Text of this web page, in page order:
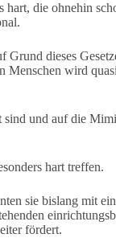
die ohnehin
dieses
Menschen wird
und auf die
hart treffen.
sie bislang mit
fördert.